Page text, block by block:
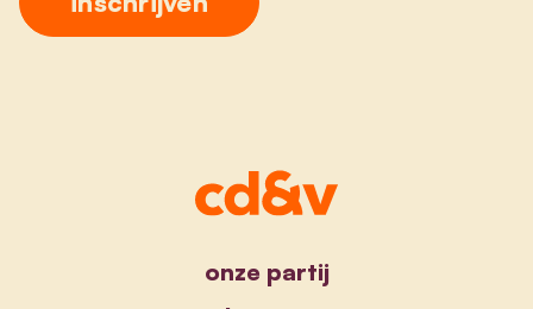
onze partij